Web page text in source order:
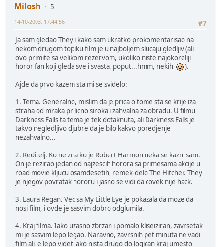
Milosh
5
#7
14-10-2003, 17:44:56
Ja sam gledao They i kako sam ukratko prokomentarisao na
nekom drugom topiku film je u najboljem slucaju gledljiv (ali
ovo primite sa velikom rezervom, ukoliko niste najokoreliji
horor fan koji gleda sve i svasta, poput...hmm, nekih
).
Ajde da prvo kazem sta mi se svidelo:
1. Tema. Generalno, mislim da je prica o tome sta se krije iza
straha od mraka prilicno siroka i zahvalna za obradu. U filmu
Darkness Falls ta tema je tek dotaknuta, ali Darkness Falls je
takvo negledljivo djubre da je bilo kakvo poredjenje
nezahvalno...
2. Reditelj. Ko ne zna ko je Robert Harmon neka se kazni sam.
On je rezirao jedan od najzescih horora sa primesama akcije u
road movie kljucu osamdesetih, remek-delo The Hitcher. They
je njegov povratak hororu i jasno se vidi da covek nije hack.
3. Laura Regan. Vec sa My Little Eye je pokazala da moze da
nosi film, i ovde je sasvim dobro odglumila.
4. Kraj filma. Iako uzasno zbrzan i pomalo kliseiziran, zavrsetak
mi je sasvim lepo legao. Naravno, zavrsnih pet minuta ne vadi
film ali je lepo videti ako nista drugo do logican kraj umesto